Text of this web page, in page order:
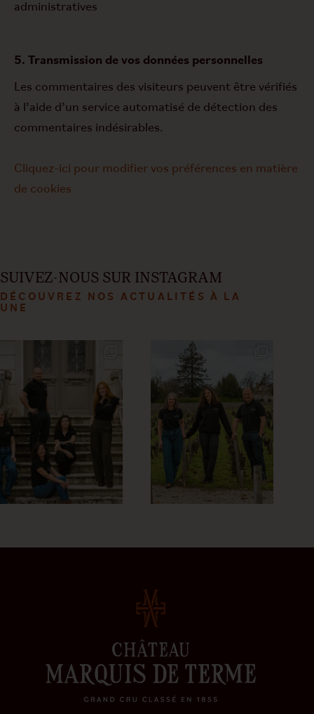
administratives
5. Transmission de vos données personnelles
Les commentaires des visiteurs peuvent être vérifiés
à l’aide d’un service automatisé de détection des
commentaires indésirables.
Cliquez-ici pour modifier vos préférences en matière
de cookies
SUIVEZ-NOUS SUR INSTAGRAM
DÉCOUVREZ NOS ACTUALITÉS À LA
UNE